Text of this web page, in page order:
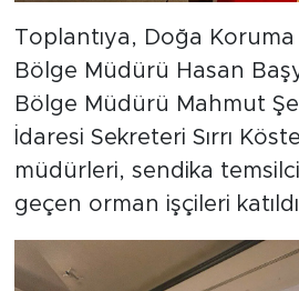
Toplantıya, Doğa Koruma
Bölge Müdürü Hasan
Bölge Müdürü Mahmut
İdaresi Sekreteri Sırrı
müdürleri, sendika
geçen orman işçileri